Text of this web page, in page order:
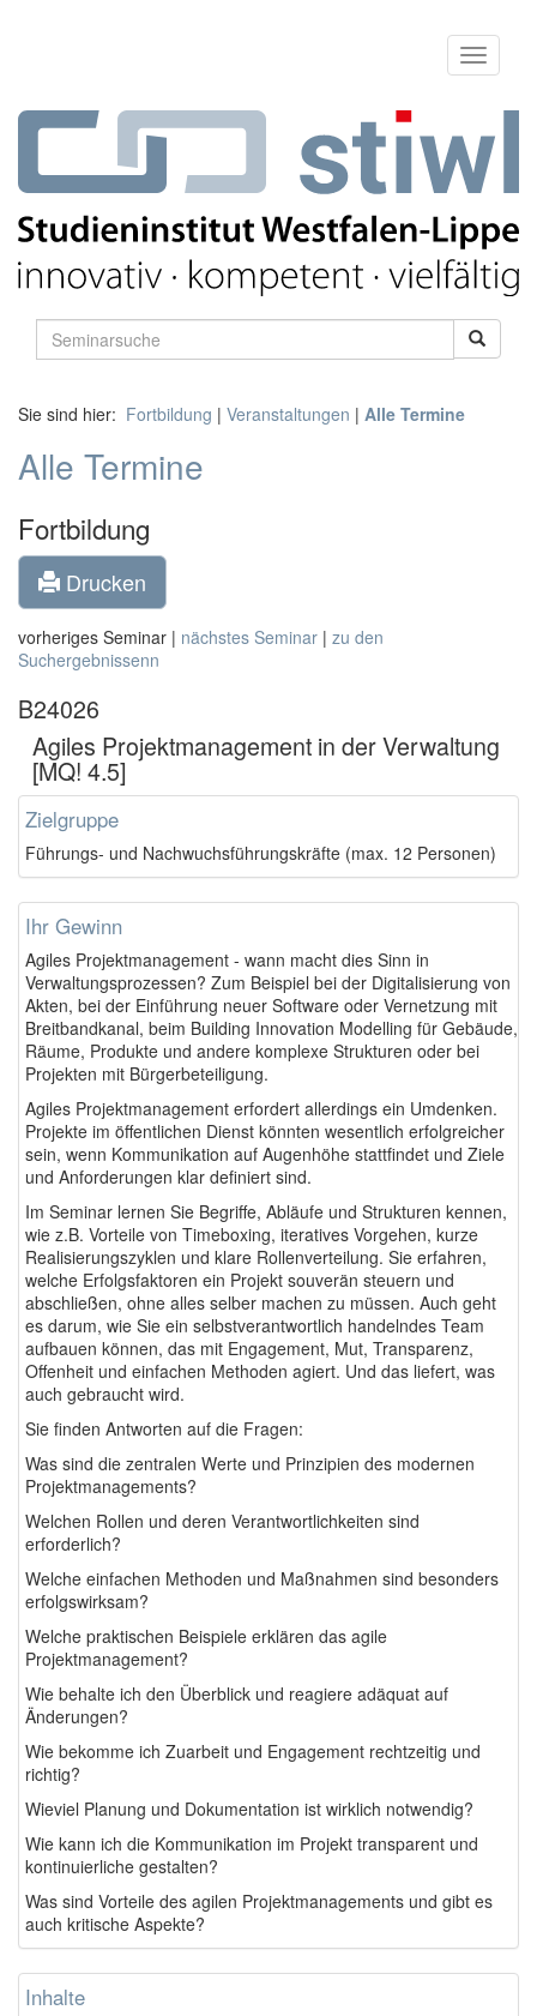
Sie sind hier: Fortbildung | Veranstaltungen | Alle Termine
Alle Termine
Fortbildung
Drucken
vorheriges Seminar | nächstes Seminar | zu den
Suchergebnissenn
B24026
Agiles Projektmanagement in der Verwaltung
[MQ! 4.5]
Zielgruppe
Führungs- und Nachwuchsführungskräfte (max. 12 Personen)
Ihr Gewinn
Agiles Projektmanagement - wann macht dies Sinn in
Verwaltungsprozessen? Zum Beispiel bei der Digitalisierung von
Akten, bei der Einführung neuer Software oder Vernetzung mit
Breitbandkanal, beim Building Innovation Modelling für Gebäude,
Räume, Produkte und andere komplexe Strukturen oder bei
Projekten mit Bürgerbeteiligung.
Agiles Projektmanagement erfordert allerdings ein Umdenken.
Projekte im öffentlichen Dienst könnten wesentlich erfolgreicher
sein, wenn Kommunikation auf Augenhöhe stattfindet und Ziele
und Anforderungen klar definiert sind.
Im Seminar lernen Sie Begriffe, Abläufe und Strukturen kennen,
wie z.B. Vorteile von Timeboxing, iteratives Vorgehen, kurze
Realisierungszyklen und klare Rollenverteilung. Sie erfahren,
welche Erfolgsfaktoren ein Projekt souverän steuern und
abschließen, ohne alles selber machen zu müssen. Auch geht
es darum, wie Sie ein selbstverantwortlich handelndes Team
aufbauen können, das mit Engagement, Mut, Transparenz,
Offenheit und einfachen Methoden agiert. Und das liefert, was
auch gebraucht wird.
Sie finden Antworten auf die Fragen:
Was sind die zentralen Werte und Prinzipien des modernen
Projektmanagements?
Welchen Rollen und deren Verantwortlichkeiten sind
erforderlich?
Welche einfachen Methoden und Maßnahmen sind besonders
erfolgswirksam?
Welche praktischen Beispiele erklären das agile
Projektmanagement?
Wie behalte ich den Überblick und reagiere adäquat auf
Änderungen?
Wie bekomme ich Zuarbeit und Engagement rechtzeitig und
richtig?
Wieviel Planung und Dokumentation ist wirklich notwendig?
Wie kann ich die Kommunikation im Projekt transparent und
kontinuierliche gestalten?
Was sind Vorteile des agilen Projektmanagements und gibt es
auch kritische Aspekte?
Inhalte